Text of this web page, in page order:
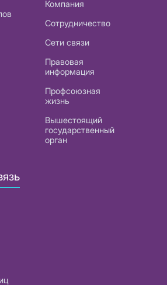
Компания
Сотрудничество
Сети связи
Правовая
информация
Профсоюзная
жизнь
Вышестоящий
государственный
орган